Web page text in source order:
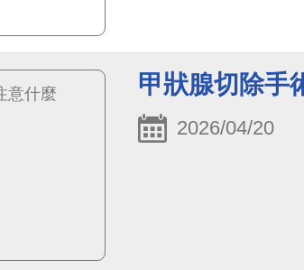
甲狀腺切除手
2026/04/20